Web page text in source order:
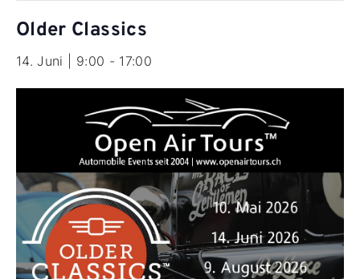
Older Classics
14. Juni | 9:00 - 17:00